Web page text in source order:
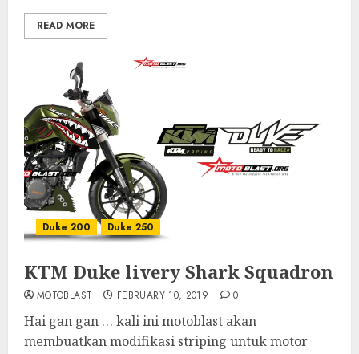
READ MORE
Duke 200 Duke 250
KTM Duke livery Shark Squadron
MOTOBLAST FEBRUARY 10, 2019 0
Hai gan gan … kali ini motoblast akan
membuatkan modifikasi striping untuk motor